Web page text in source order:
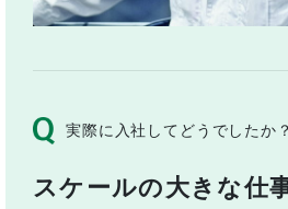
実際に入社してどうでしたか？
スケールの大きな仕